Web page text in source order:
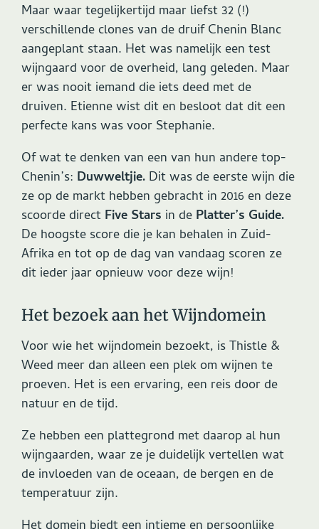
Maar waar tegelijkertijd maar liefst 32 (!)
verschillende clones van de druif Chenin Blanc
aangeplant staan. Het was namelijk een test
wijngaard voor de overheid, lang geleden. Maar
er was nooit iemand die iets deed met de
druiven. Etienne wist dit en besloot dat dit een
perfecte kans was voor Stephanie.
Of wat te denken van een van hun andere top-
Chenin’s: Duwweltjie. Dit was de eerste wijn die
ze op de markt hebben gebracht in 2016 en deze
scoorde direct Five Stars in de Platter’s Guide.
De hoogste score die je kan behalen in Zuid-
Afrika en tot op de dag van vandaag scoren ze
dit ieder jaar opnieuw voor deze wijn!
Het bezoek aan het Wijndomein
Voor wie het wijndomein bezoekt, is Thistle &
Weed meer dan alleen een plek om wijnen te
proeven. Het is een ervaring, een reis door de
natuur en de tijd.
Ze hebben een plattegrond met daarop al hun
wijngaarden, waar ze je duidelijk vertellen wat
de invloeden van de oceaan, de bergen en de
temperatuur zijn.